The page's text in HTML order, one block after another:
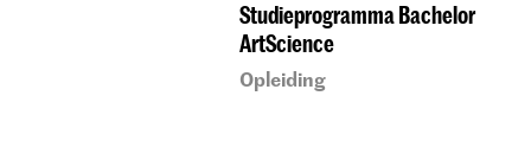
Studieprogramma Bachelor
ArtScience
Opleiding